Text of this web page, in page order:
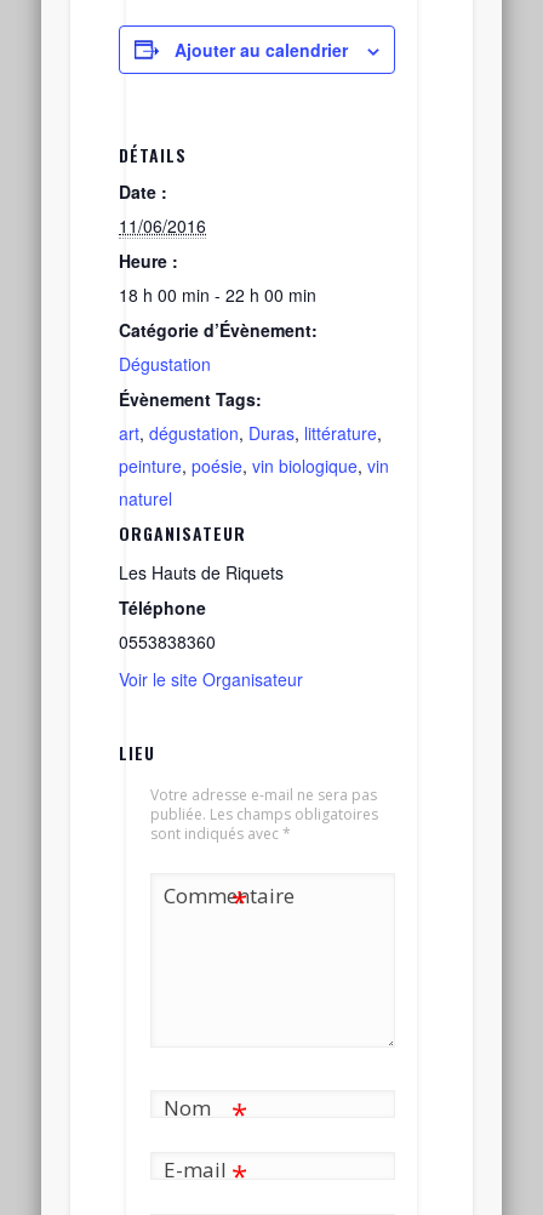
Ajouter au calendrier
DÉTAILS
Date :
11/06/2016
Heure :
18 h 00 min - 22 h 00 min
Catégorie d’Évènement:
Dégustation
Évènement Tags:
art,dégustation, Duras, littérature,
peinture,poésie,vin biologique,vin
naturel
ORGANISATEUR
Les Hauts de Riquets
Téléphone
0553838360
Voir le site Organisateur
LIEU
Votre adresse e-mail ne sera pas
publiée. Les champs obligatoires
sont indiqués avec*
Commentaire
*
Nom *
E-mail *